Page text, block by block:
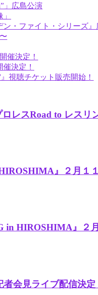
」広島公演
・ファイト・シリーズ
催決定！
決定！
』視聴チケット販売開始！
レスRoad to レスリ
』２月１
in HIROSHIMA』２
会見ライブ配信決定